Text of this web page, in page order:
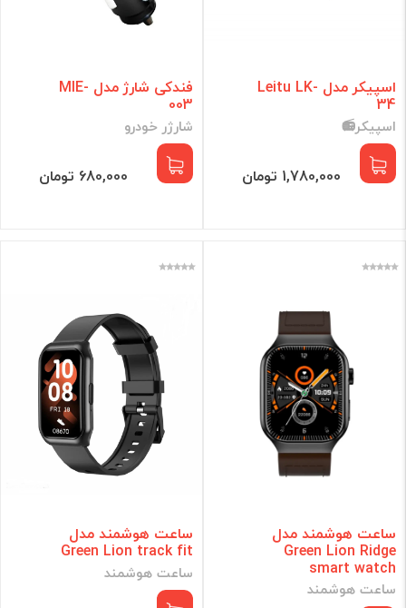
اسپیکر مدل Leitu LK-
34
اسپیکر📻
1,780,000 تومان
فندکی شارژ مدل MIE-
003
شارژر خودرو
680,000 تومان
ساعت هوشمند مدل
Green Lion Ridge
smart watch
ساعت هوشمند
ساعت هوشمند مدل
Green Lion track fit
ساعت هوشمند